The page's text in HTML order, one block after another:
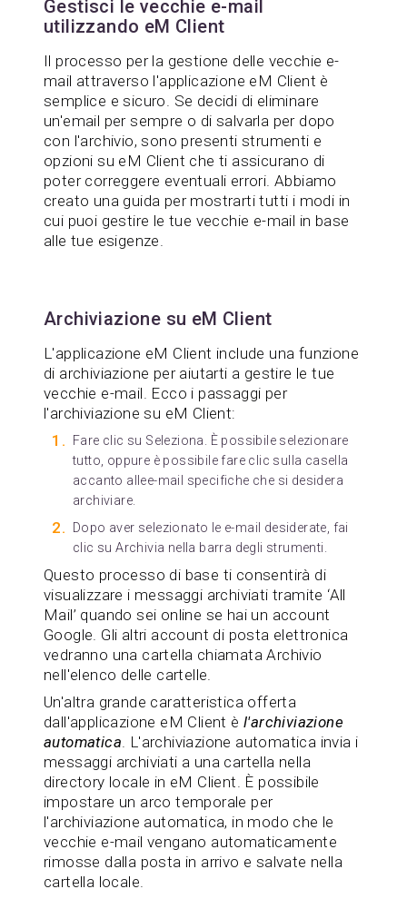
Gestisci le vecchie e-mail
utilizzando eM Client
Il processo per la gestione delle vecchie e-
mail attraverso l'applicazione eM Client è
semplice e sicuro. Se decidi di eliminare
un'email per sempre o di salvarla per dopo
con l'archivio, sono presenti strumenti e
opzioni su eM Client che ti assicurano di
poter correggere eventuali errori. Abbiamo
creato una guida per mostrarti tutti i modi in
cui puoi gestire le tue vecchie e-mail in base
alle tue esigenze.
Archiviazione su eM Client
L'applicazione eM Client include una funzione
di archiviazione per aiutarti a gestire le tue
vecchie e-mail. Ecco i passaggi per
l'archiviazione su eM Client:
Fare clic su Seleziona. È possibile selezionare
tutto, oppure è possibile fare clic sulla casella
accanto allee-mail specifiche che si desidera
archiviare.
Dopo aver selezionato le e-mail desiderate, fai
clic su Archivia nella barra degli strumenti.
Questo processo di base ti consentirà di
visualizzare i messaggi archiviati tramite ‘All
Mail’ quando sei online se hai un account
Google. Gli altri account di posta elettronica
vedranno una cartella chiamata Archivio
nell'elenco delle cartelle.
Un'altra grande caratteristica offerta
dall'applicazione eM Client è l'archiviazione
automatica. L'archiviazione automatica invia i
messaggi archiviati a una cartella nella
directory locale in eM Client. È possibile
impostare un arco temporale per
l'archiviazione automatica, in modo che le
vecchie e-mail vengano automaticamente
rimosse dalla posta in arrivo e salvate nella
cartella locale.